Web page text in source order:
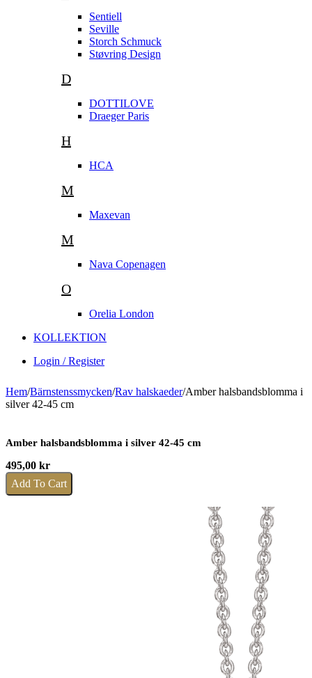
Sentiell
Seville
Storch Schmuck
Støvring Design
D
DOTTILOVE
Draeger Paris
H
HCA
M
Maxevan
M
Nava Copenagen
O
Orelia London
KOLLEKTION
Login / Register
Hem/Bärnstenssmycken/Rav halskaeder/Amber halsbandsblomma i
silver 42-45 cm
Amber halsbandsblomma i silver 42-45 cm
495,00 kr
Add To Cart